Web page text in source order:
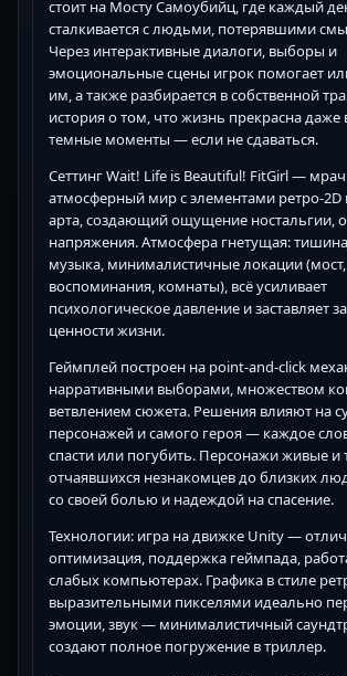
стоит на Мосту Самоубийц, где каждый
сталкивается с людьми, потерявшими
Через интерактивные диалоги, выборы и
эмоциональные сцены игрок помогает
им, а также разбирается в собственной
история о том, что жизнь прекрасна даже
темные моменты — если не сдаваться.
Сеттинг Wait! Life is Beautiful! FitGirl —
атмосферный мир с элементами ретро-2D
арта, создающий ощущение ностальгии,
напряжения. Атмосфера гнетущая:
музыка, минималистичные локации (мост,
воспоминания, комнаты), всё усиливает
психологическое давление и заставляет
ценности жизни.
Геймплей построен на point-and-click
нарративными выборами, множеством
ветвлением сюжета. Решения влияют на
персонажей и самого героя — каждое
спасти или погубить. Персонажи живые и
отчаявшихся незнакомцев до близких
со своей болью и надеждой на спасение.
Технологии: игра на движке Unity —
оптимизация, поддержка геймпада,
слабых компьютерах. Графика в стиле
выразительными пикселями идеально
эмоции, звук — минималистичный
создают полное погружение в триллер.